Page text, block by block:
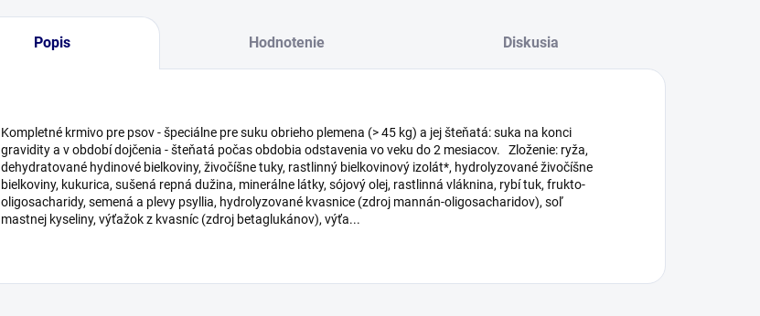
Popis Hodnotenie Diskusia
Kompletné krmivo pre psov - špeciálne pre suku obrieho plemena (> 45 kg) a jej šteňatá: suka na konci
gravidity a v období dojčenia - šteňatá počas obdobia odstavenia vo veku do 2 mesiacov. Zloženie: ryža,
dehydratované hydinové bielkoviny, živočíšne tuky, rastlinný bielkovinový izolát*, hydrolyzované živočíšne
bielkoviny, kukurica, sušená repná dužina, minerálne látky, sójový olej, rastlinná vláknina, rybí tuk, frukto-
oligosacharidy, semená a plevy psyllia, hydrolyzované kvasnice (zdroj mannán-oligosacharidov), soľ
mastnej kyseliny, výťažok z kvasníc (zdroj betaglukánov), výťa...